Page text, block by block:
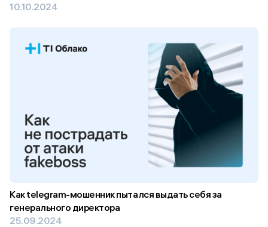
10.10.2024
Как telegram-мошенник пытался выдать себя за
генерального директора
25.09.2024